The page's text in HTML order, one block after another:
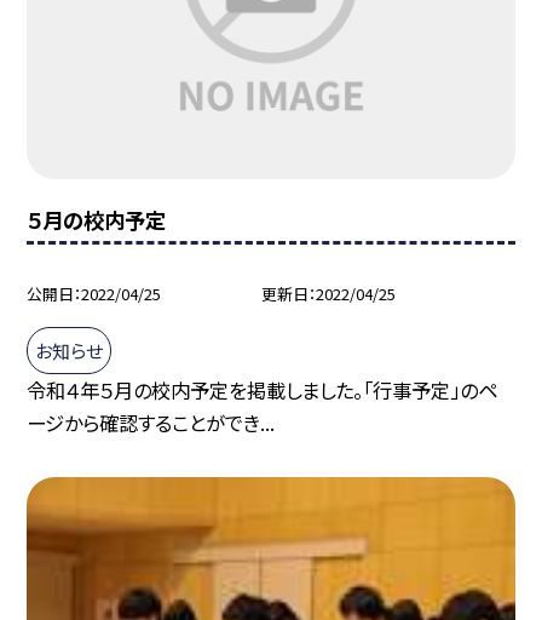
５月の校内予定
公開日 2022/04/25 更新日 2022/04/25
お知らせ
令和４年５月の校内予定を掲載しました。「行事予定」のペ
ージから確認することができ...